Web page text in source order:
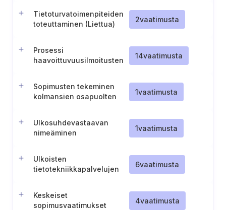
Tietoturvatoimenpiteiden
toteuttaminen (Liettua)
2vaatimusta
Prosessi
haavoittuvuusilmoitusten
14vaatimusta
Sopimusten tekeminen
kolmansien osapuolten
aikana
1vaatimusta
Ulkosuhdevastaavan
nimeäminen
1vaatimusta
Ulkoisten
tietotekniikkapalvelujen
6vaatimusta
Keskeiset
sopimusvaatimukset
4vaatimusta